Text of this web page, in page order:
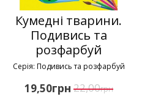
Кумедні тварини.
Подивись та
розфарбуй
Серія: Подивись та розфарбуй
19,50грн 22,00грн